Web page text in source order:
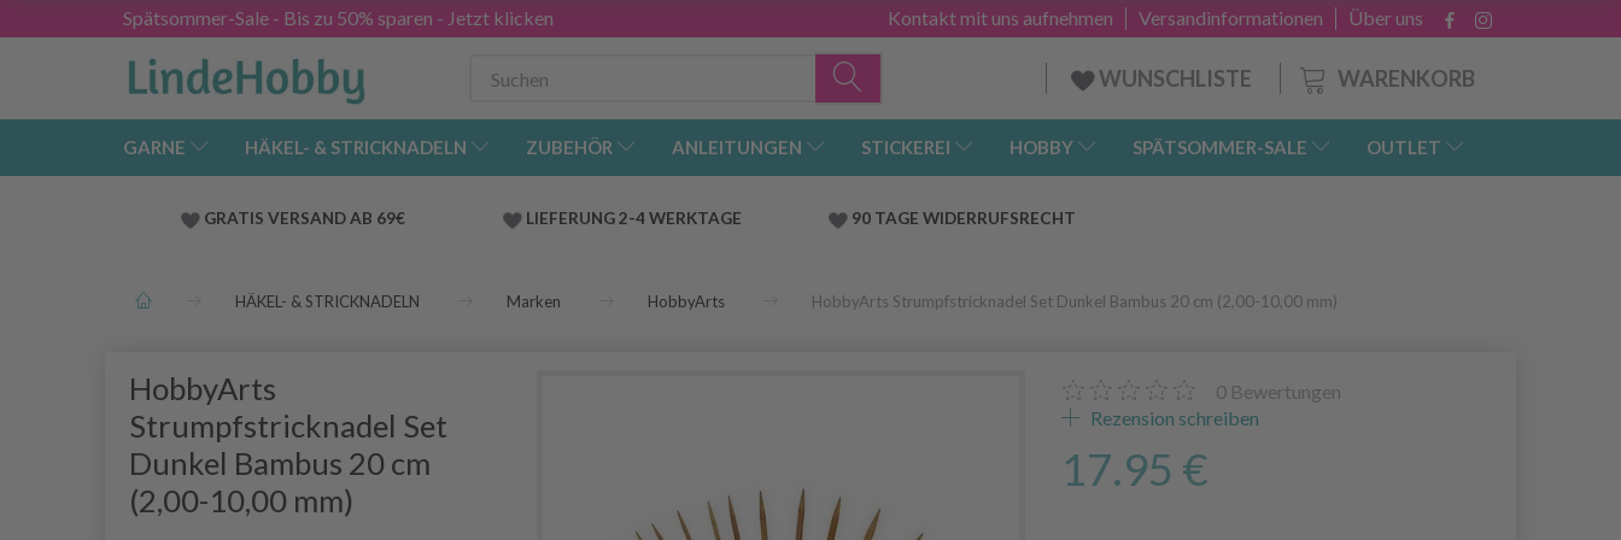
Spätsommer-Sale - Bis zu 50% sparen - Jetzt klicken Über uns
Versandinformationen
Kontakt mit uns aufnehmen
WARENKORB
WUNSCHLISTE
GARNE HÄKEL- & STRICKNADELN ZUBEHÖR ANLEITUNGEN STICKEREI HOBBY SPÄTSOMMER-SALE OUTLET
GRATIS VERSAND AB 69€ LIEFERUNG 2-4 WERKTAGE 90 TAGE WIDERRUFSRECHT
HÄKEL- & STRICKNADELN Marken HobbyArts HobbyArts Strumpfstricknadel Set Dunkel Bambus 20 cm (2,00-10,00 mm)
HobbyArts
Strumpfstricknadel Set
Dunkel Bambus 20 cm
(2,00-10,00 mm)
0 Bewertungen
Rezension schreiben
17.95 €